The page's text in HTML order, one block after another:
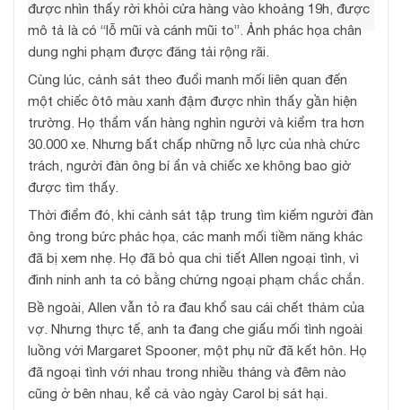
được nhìn thấy rời khỏi cửa hàng vào khoảng 19h, được
mô tả là có “lỗ mũi và cánh mũi to”. Ảnh phác họa chân
dung nghi phạm được đăng tải rộng rãi.
Cùng lúc, cảnh sát theo đuổi manh mối liên quan đến
một chiếc ôtô màu xanh đậm được nhìn thấy gần hiện
trường. Họ thẩm vấn hàng nghìn người và kiểm tra hơn
30.000 xe. Nhưng bất chấp những nỗ lực của nhà chức
trách, người đàn ông bí ẩn và chiếc xe không bao giờ
được tìm thấy.
Thời điểm đó, khi cảnh sát tập trung tìm kiếm người đàn
ông trong bức phác họa, các manh mối tiềm năng khác
đã bị xem nhẹ. Họ đã bỏ qua chi tiết Allen ngoại tình, vì
đinh ninh anh ta có bằng chứng ngoại phạm chắc chắn.
Bề ngoài, Allen vẫn tỏ ra đau khổ sau cái chết thảm của
vợ. Nhưng thực tế, anh ta đang che giấu mối tình ngoài
luồng với Margaret Spooner, một phụ nữ đã kết hôn. Họ
đã ngoại tình với nhau trong nhiều tháng và đêm nào
cũng ở bên nhau, kể cả vào ngày Carol bị sát hại.